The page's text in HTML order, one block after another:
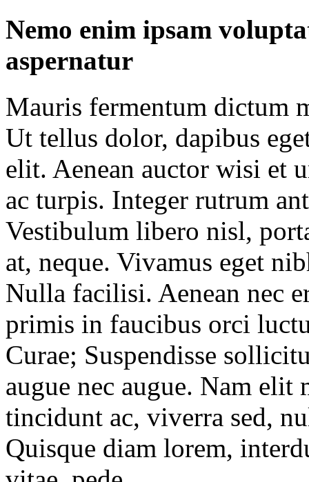
Nemo enim ipsam
aspernatur
Mauris fermentum dictum
Ut tellus dolor, dapibus
elit. Aenean auctor wisi et
ac turpis. Integer rutrum
Vestibulum libero nisl,
at, neque. Vivamus eget
Nulla facilisi. Aenean nec
primis in faucibus orci
Curae; Suspendisse
augue nec augue. Nam elit
tincidunt ac, viverra sed,
Quisque diam lorem,